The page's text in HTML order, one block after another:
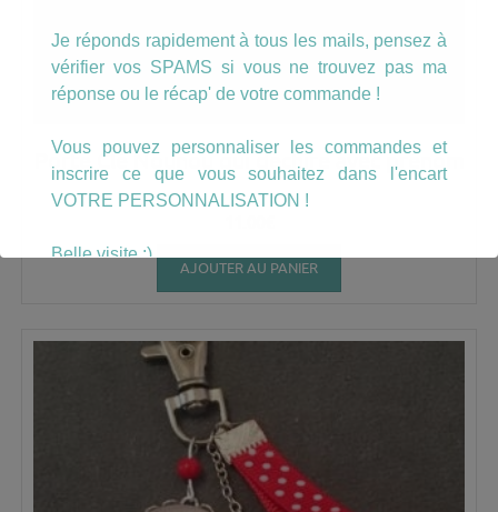
Porte Clé Nounou qui déchire avec prénom
AJOUTER AU PANIER
Je réponds rapidement à tous les mails, pensez à
vérifier vos SPAMS si vous ne trouvez pas ma
réponse ou le récap' de votre commande !
Vous pouvez personnaliser les commandes et
inscrire ce que vous souhaitez dans l'encart
VOTRE PERSONNALISATION !
Belle visite :)